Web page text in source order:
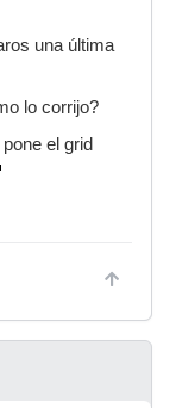
una última
lo corrijo?
el grid